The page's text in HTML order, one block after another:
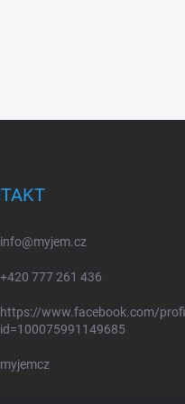
info@myjem.cz
+420 777 261 436
https://www.facebook.com/
id=100075991149685
myjemcz